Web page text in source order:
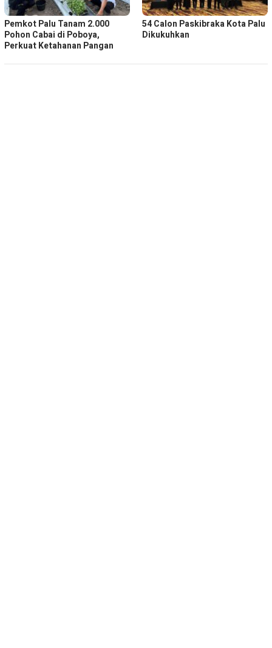
Pemkot Palu Tanam 2.000
Pohon Cabai di Poboya,
Perkuat Ketahanan Pangan
54 Calon Paskibraka Kota Palu
Dikukuhkan